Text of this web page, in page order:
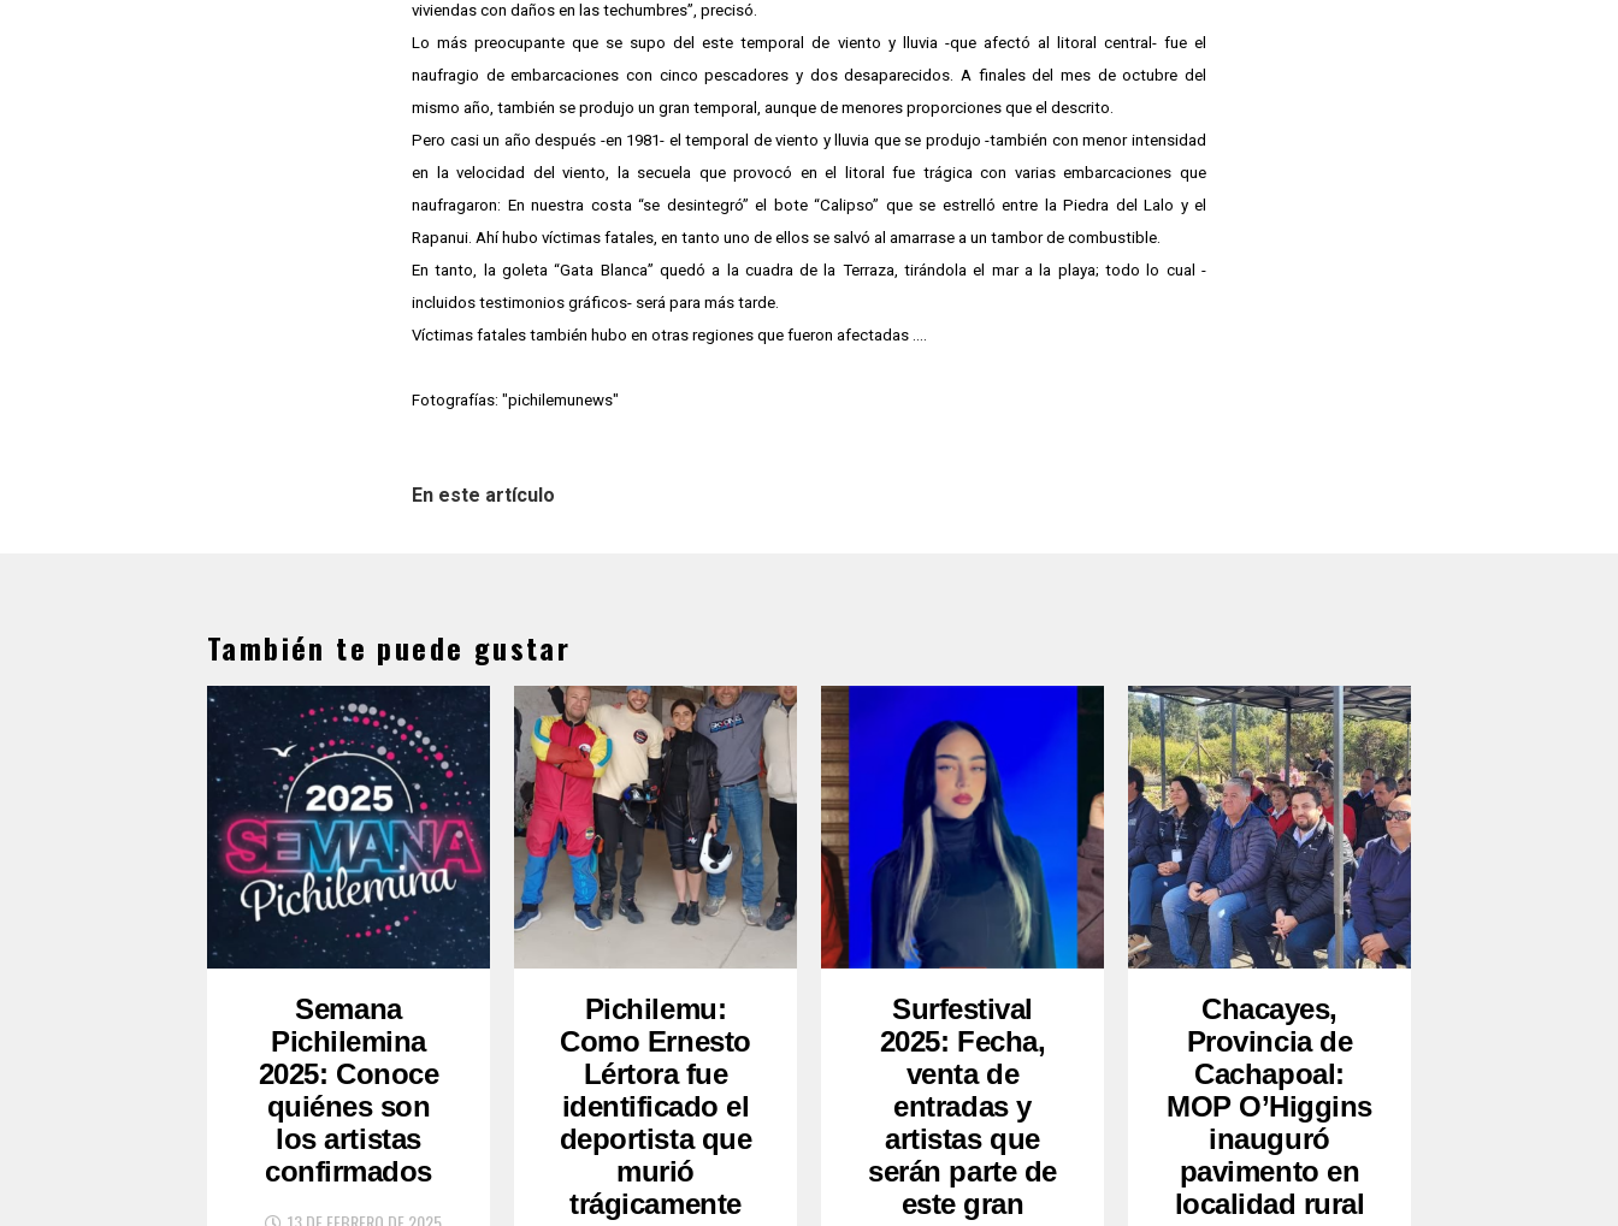
viviendas con daños en las techumbres”, precisó.
Lo más preocupante que se supo del este temporal de viento y lluvia -que afectó al litoral central- fue el
naufragio de embarcaciones con cinco pescadores y dos desaparecidos. A finales del mes de octubre del
mismo año, también se produjo un gran temporal, aunque de menores proporciones que el descrito.
Pero casi un año después -en 1981- el temporal de viento y lluvia que se produjo -también con menor intensidad
en la velocidad del viento, la secuela que provocó en el litoral fue trágica con varias embarcaciones que
naufragaron: En nuestra costa “se desintegró” el bote “Calipso” que se estrelló entre la Piedra del Lalo y el
Rapanui. Ahí hubo víctimas fatales, en tanto uno de ellos se salvó al amarrase a un tambor de combustible.
En tanto, la goleta “Gata Blanca” quedó a la cuadra de la Terraza, tirándola el mar a la playa; todo lo cual -
incluidos testimonios gráficos- será para más tarde.
Víctimas fatales también hubo en otras regiones que fueron afectadas ….
Fotografías: "pichilemunews"
En este artículo
También te puede gustar
Semana
Pichilemina
2025: Conoce
quiénes son
los artistas
confirmados
Pichilemu:
Como Ernesto
Lértora fue
identificado el
deportista que
murió
trágicamente
Surfestival
2025: Fecha,
venta de
entradas y
artistas que
serán parte de
este gran
Chacayes,
Provincia de
Cachapoal:
MOP O’Higgins
inauguró
pavimento en
localidad rural